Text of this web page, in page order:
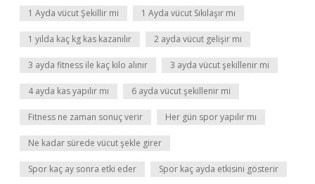
1 Ayda vücut Şekillir mi 1 Ayda vücut Sıkılaşır mı
1 yılda kaç kg kas kazanılır 2 ayda vücut gelişir mi
3 ayda fitness ile kaç kilo alınır 3 ayda vücut şekillenir mi
4 ayda kas yapılır mı 6 ayda vücut şekillenir mi
Fitness ne zaman sonuç verir Her gün spor yapılır mı
Ne kadar sürede vücut şekle girer
Spor kaç ay sonra etki eder Spor kaç ayda etkisini gösterir